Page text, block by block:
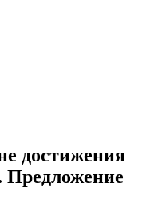
достижения
Предложение